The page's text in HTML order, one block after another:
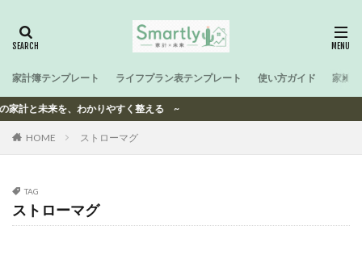
家計簿テンプレート ライフプラン表テンプレート 使い方ガイド 家計
と未来を、わかりやすく整える ~
HOME ストローマグ
TAG
ストローマグ